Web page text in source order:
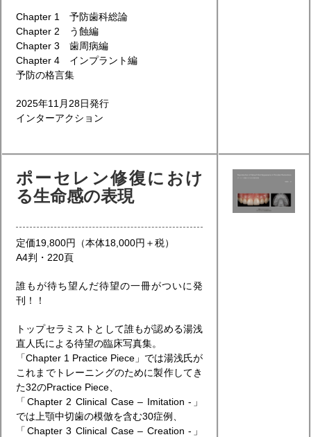
Chapter 1 予防歯科総論
Chapter 2 う蝕編
Chapter 3 歯周病編
Chapter 4 インプラント編
予防の格言集
2025年11月28日発行
インターアクション
ポーセレン修復におけ
る生命感の表現
定価19,800円（本体18,000円＋税）
A4判・220頁
誰もが待ち望んだ待望の一冊がついに発
刊！！
トップセラミストとして誰もが認める湯浅
直人氏による待望の臨床写真集。
「Chapter 1 Practice Piece」では湯浅氏が
これまでトレーニングのために製作してき
た32のPractice Piece、
「Chapter 2 Clinical Case – Imitation -」
では上顎中切歯の模倣を含む30症例、
「Chapter 3 Clinical Case – Creation -」